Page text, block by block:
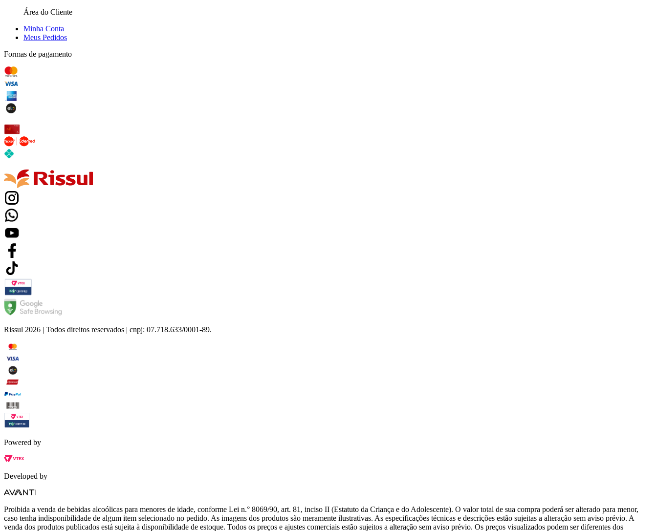
Área do Cliente
Minha Conta
Meus Pedidos
Formas de pagamento
Rissul 2026 | Todos direitos reservados | cnpj: 07.718.633/0001-89.
Powered by
Developed by
Proibida a venda de bebidas alcoólicas para menores de idade, conforme Lei n.° 8069/90, art. 81, inciso II (Estatuto da Criança e do Adolescente). O valor total de sua compra poderá ser alterado para menor,
caso tenha indisponibilidade de algum item selecionado no pedido. As imagens dos produtos são meramente ilustrativas. As especificações técnicas e descrições estão sujeitas a alteração sem aviso prévio. A
venda dos produtos publicados está sujeita à disponibilidade de estoque. Todos os preços e ajustes comerciais estão sujeitos a alteração sem aviso prévio. Os preços visualizados podem ser diferentes dos